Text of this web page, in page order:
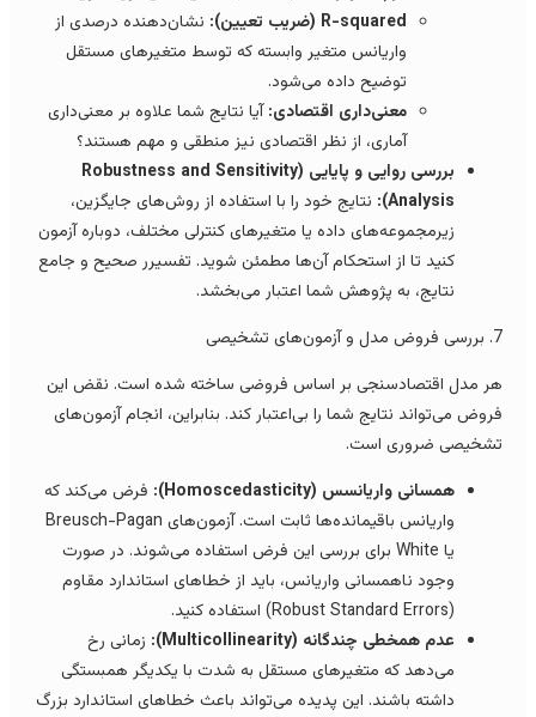
R-squared (ضریب تعیین):
نشان‌دهنده درصدی از
واریانس متغیر وابسته که توسط متغیرهای مستقل
توضیح داده می‌شود.
معنی‌داری اقتصادی:آیا نتایج شما علاوه بر معنی‌داری
آماری، از نظر اقتصادی نیز منطقی و مهم هستند؟
بررسی روایی و پایایی (Robustness and Sensitivity
Analysis): نتایج خود را با استفاده از روش‌های جایگزین،
زیرمجموعه‌های داده یا متغیرهای کنترلی مختلف، دوباره آزمون
کنید تا از استحکام آن‌ها مطمئن شوید. تفسیرر صحیح و جامع
نتایج، به پژوهش شما اعتبار می‌بخشد.
مدل اقتصادسنجی بر اساس فروضی ساخته شده است. نقض این
می‌تواند نتایج شما را بی‌اعتبار کند. بنابراین، انجام آزمون‌های
ضروری است.
همسانی واریانسس (Homoscedasticity):
فرض می‌کند که
واریانس باقیمانده‌ها ثابت است. آزمون‌های Breusch-Pagan
یا White برای بررسی این فرض استفاده می‌شوند. در صورت
وجود ناهمسانی واریانس، باید از خطاهای استاندارد مقاوم
عدم همخطی چندگانه (Multicollinearity):
زمانی رخ
می‌دهد که متغیرهای مستقل به شدت با یکدیگر همبستگی
داشته باشند. این پدیده می‌تواند باعث خطاهای استاندارد بزرگ